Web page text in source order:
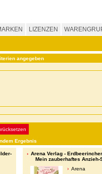
LIZENZEN
angegeben
Ergebnis
Arena Verlag -
Mein zauberhaftes Anzieh-
Arena